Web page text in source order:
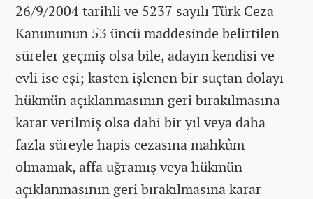
26/9/2004 tarihli ve 5237 sayılı Türk Ceza
Kanununun 53 üncü maddesinde belirtilen
süreler geçmiş olsa bile, adayın kendisi ve
evli ise eşi; kasten işlenen bir suçtan dolayı
hükmün açıklanmasının geri bırakılmasına
karar verilmiş olsa dahi bir yıl veya daha
fazla süreyle hapis cezasına mahkûm
olmamak, affa uğramış veya hükmün
açıklanmasının geri bırakılmasına karar